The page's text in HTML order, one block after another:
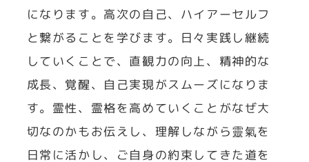
になります。高次の自己、ハイアーセルフ
と繋がることを学びます。日々実践し継続
していくことで、直観力の向上、精神的な
成長、覚醒、自己実現がスムーズになりま
す。霊性、霊格を高めていくことがなぜ大
切なのかもお伝えし、理解しながら靈氣を
日常に活かし、ご自身の約束してきた道を